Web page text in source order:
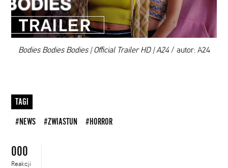
00:00
Bodies Bodies Bodies | Official Trailer HD | A24/ autor: A24
DODAJ TEN FILM DO PLAYLISTY
TAGI
#NEWS #ZWIASTUN #HORROR
000
Reakcji